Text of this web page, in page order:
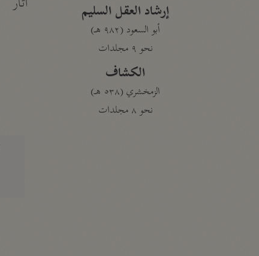
إرشاد العقل السليم
أبو السعود (٩٨٢ هـ)
نحو ٩ مجلدات
الكشاف
الزمخشري (٥٣٨ هـ)
نحو ٨ مجلدات